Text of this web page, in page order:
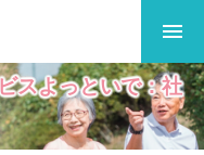
スよっといで：社